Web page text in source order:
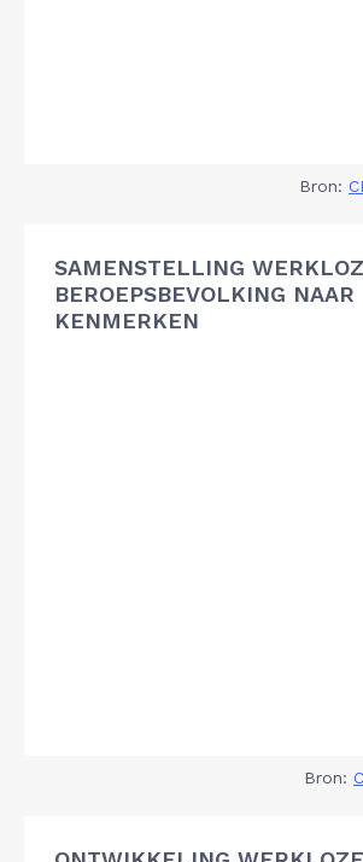
Bron:
SAMENSTELLING
BEROEPSBEVOLKING NAAR
KENMERKEN
Bron: